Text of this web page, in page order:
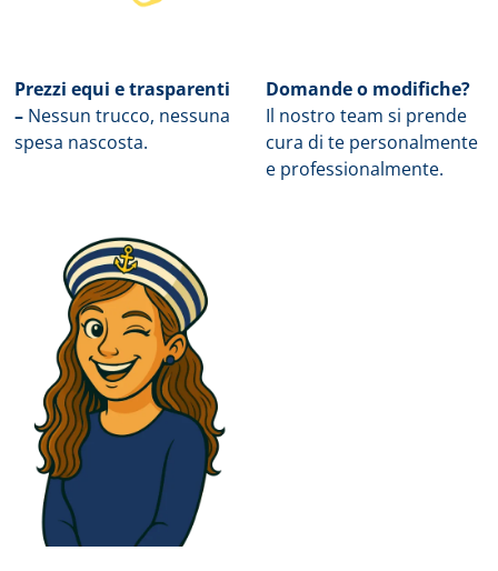
Prezzi equi e trasparenti
– Nessun trucco, nessuna
spesa nascosta.
Domande o modifiche?
Il nostro team si prende
cura di te personalmente
e professionalmente.